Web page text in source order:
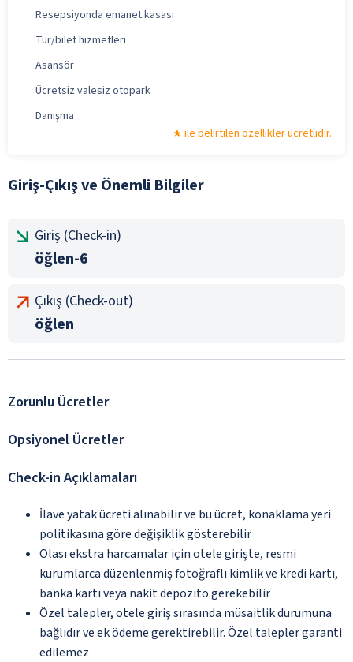
Resepsiyonda emanet kasası
Tur/bilet hizmetleri
Asansör
Ücretsiz valesiz otopark
Danışma
ile belirtilen özellikler ücretlidir.
Giriş-Çıkış ve Önemli Bilgiler
Giriş (Check-in)
öğlen-6
Çıkış (Check-out)
öğlen
Zorunlu Ücretler
Opsiyonel Ücretler
Check-in Açıklamaları
İlave yatak ücreti alınabilir ve bu ücret, konaklama yeri
politikasına göre değişiklik gösterebilir
Olası ekstra harcamalar için otele girişte, resmi
kurumlarca düzenlenmiş fotoğraflı kimlik ve kredi kartı,
banka kartı veya nakit depozito gerekebilir
Özel talepler, otele giriş sırasında müsaitlik durumuna
bağlıdır ve ek ödeme gerektirebilir. Özel talepler garanti
edilemez